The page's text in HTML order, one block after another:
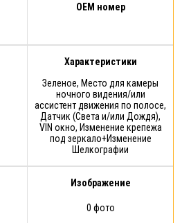
OEM номер
Характеристики
Зеленое, Место для камеры
ночного видения/или
ассистент движения по полосе,
Датчик (Света и/или Дождя),
VIN окно, Изменение крепежа
под зеркало+Изменение
Шелкографии
Изображение
0 фото